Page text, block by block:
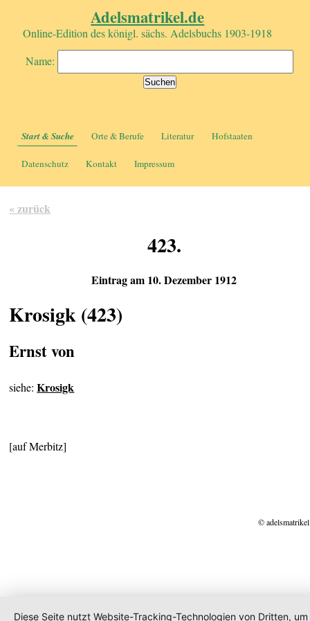
Adelsmatrikel.de
Online-Edition des königl. sächs. Adelsbuchs 1903-1918
Name:
Start & Suche Orte & Berufe Literatur Hofstaaten
Datenschutz Kontakt Impressum
« zurück
423.
Eintrag am 10. Dezember 1912
Krosigk (423)
Ernst von
siehe:Krosigk
[auf Merbitz]
©
Diese Seite nutzt Website-Tracking-Technologien von Dritten, um